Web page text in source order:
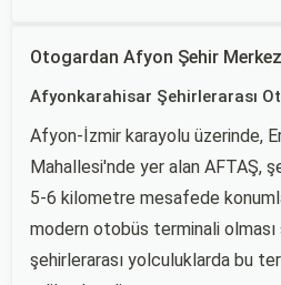
Otogardan Afyon Şehir
Afyonkarahisar Şehirlerarası
Afyon-İzmir karayolu üzerinde,
Mahallesi'nde yer alan AFTAŞ,
5-6 kilometre mesafede
modern otobüs terminali
şehirlerarası yolculuklarda bu